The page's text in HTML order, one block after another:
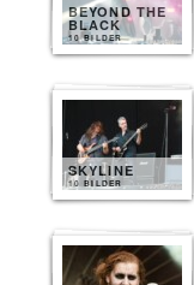
BEYOND THE
BLACK
10 BILDER
SKYLINE
10 BILDER